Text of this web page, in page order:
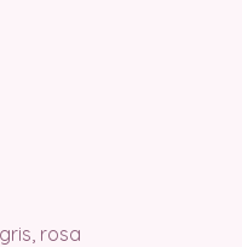
rosa